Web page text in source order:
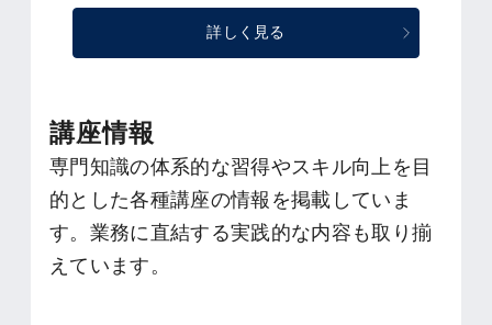
詳しく見る
講座情報
専門知識の体系的な習得やスキル向上を目
的とした各種講座の情報を掲載していま
す。業務に直結する実践的な内容も取り揃
えています。